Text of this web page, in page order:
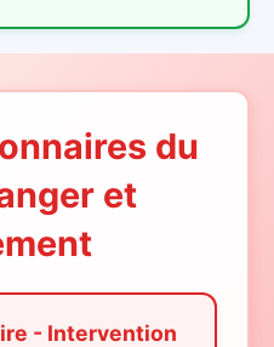
du
et
- Intervention